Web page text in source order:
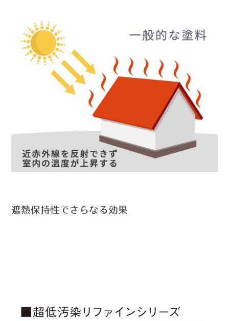
遮熱保持性でさらなる効果